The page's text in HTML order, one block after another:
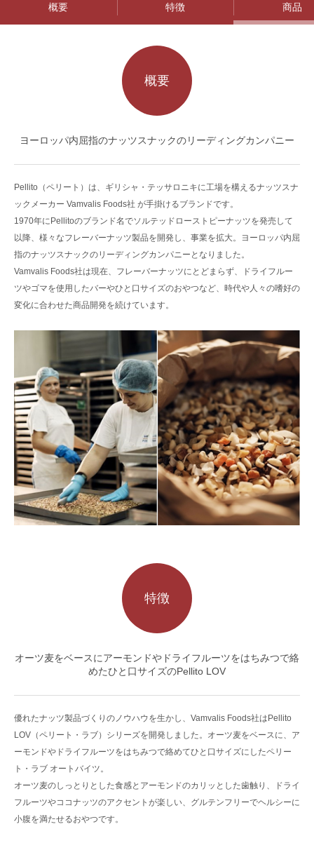
概要 特徴 商品
概要
ヨーロッパ内屈指のナッツスナックのリーディングカンパニー
Pellito（ペリート）は、ギリシャ・テッサロニキに工場を構えるナッツスナ
ックメーカー Vamvalis Foods社 が手掛けるブランドです。
1970年にPellitoのブランド名でソルテッドローストピーナッツを発売して
以降、様々なフレーバーナッツ製品を開発し、事業を拡大。ヨーロッパ内屈
指のナッツスナックのリーディングカンパニーとなりました。
Vamvalis Foods社は現在、フレーバーナッツにとどまらず、ドライフルー
ツやゴマを使用したバーやひと口サイズのおやつなど、時代や人々の嗜好の
変化に合わせた商品開発を続けています。
特徴
オーツ麦をベースにアーモンドやドライフルーツをはちみつで絡
めたひと口サイズのPellito LOV
優れたナッツ製品づくりのノウハウを生かし、Vamvalis Foods社はPellito
LOV（ペリート・ラブ）シリーズを開発しました。オーツ麦をベースに、ア
ーモンドやドライフルーツをはちみつで絡めてひと口サイズにしたペリー
ト・ラブ オートバイツ。
オーツ麦のしっとりとした食感とアーモンドのカリッとした歯触り、ドライ
フルーツやココナッツのアクセントが楽しい、グルテンフリーでヘルシーに
小腹を満たせるおやつです。